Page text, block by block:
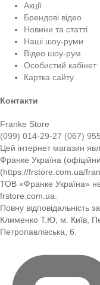
Акції
Брендові відео
Новини та статті
Наші шоу-руми
Відео шоу-рум
Особистий кабінет
Картка сайту
Контакти
Franke Store
(099) 014-29-27 (067)
Цей інтернет магазин
Франке Україна
(https://frstore.com.ua/
ТОВ «Франке Україна» не
frstore.com.ua.
Повну відповідальність
Клименко Т.Ю, м. Київ,
Петропавлівська, 6.